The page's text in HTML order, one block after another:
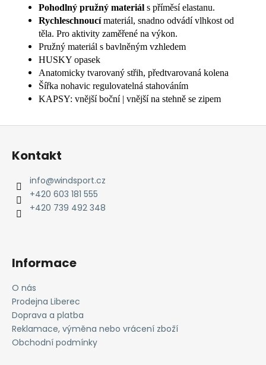
Pohodlný pružný materiál s příměsí elastanu.
Rychleschnoucímateriál, snadno odvádí vlhkost od
těla. Pro aktivity zaměřené na výkon.
Pružný materiál s bavlněným vzhledem
HUSKY opasek
Anatomicky tvarovaný střih, předtvarovaná kolena
Šířka nohavic regulovatelná stahováním
KAPSY: vnější boční | vnější na stehně se zipem
Z
Kontakt
info@windsport.cz
+420 603 181 555
+420 739 492 348
Informace
O nás
Prodejna Liberec
Doprava a platba
Reklamace, výměna nebo vrácení zboží
Obchodní podmínky